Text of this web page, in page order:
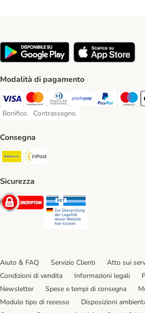
Modalità di pagamento
Visa. Payment Method
Mastercard. Payment Method
Diners Club. Payment Method
Postepay. Payment
PayPal.
Bonifico.
Bonifico. Payment Method
Contrassegno.
Contrassegno. Payment Method
Consegna
Poste Italiane. Shipping Method
Sicurezza
Security
Aiuto & FAQ Servizio Clienti
Atto sui
Condizioni di vendita
Informazioni legali
Newsletter
Spese e tempi di consegna
Modulo tipo di recesso
Disposizioni